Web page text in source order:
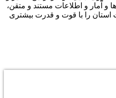
و آمار و اطلاعات مستند و متقن،
استان را با قوت و قدرت بیشتری